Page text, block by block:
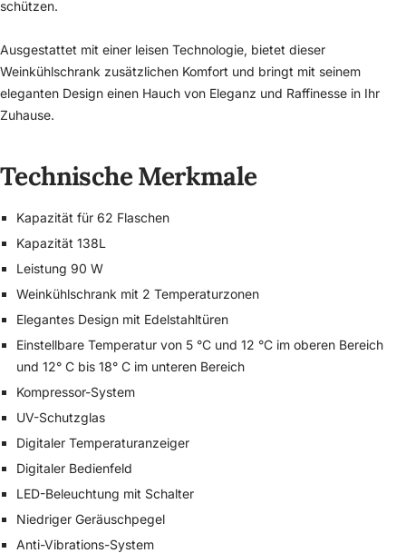
schützen.
Ausgestattet mit einer leisen Technologie, bietet dieser
Weinkühlschrank zusätzlichen Komfort und bringt mit seinem
eleganten Design einen Hauch von Eleganz und Raffinesse in Ihr
Zuhause.
Technische Merkmale
Kapazität für 62 Flaschen
Kapazität 138L
Leistung 90 W
Weinkühlschrank mit 2 Temperaturzonen
Elegantes Design mit Edelstahltüren
Einstellbare Temperatur von 5 °C und 12 °C im oberen Bereich
und 12° C bis 18° C im unteren Bereich
Kompressor-System
UV-Schutzglas
Digitaler Temperaturanzeiger
Digitaler Bedienfeld
LED-Beleuchtung mit Schalter
Niedriger Geräuschpegel
Anti-Vibrations-System